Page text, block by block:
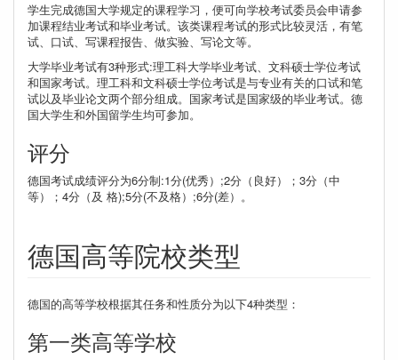
学生完成德国大学规定的课程学习，便可向学校考试委员会申请参
加课程结业考试和毕业考试。该类课程考试的形式比较灵活，有笔
试、口试、写课程报告、做实验、写论文等。
大学毕业考试有3种形式:理工科大学毕业考试、文科硕士学位考试
和国家考试。理工科和文科硕士学位考试是与专业有关的口试和笔
试以及毕业论文两个部分组成。国家考试是国家级的毕业考试。德
国大学生和外国留学生均可参加。
评分
德国考试成绩评分为6分制:1分(优秀）;2分（良好）；3分（中
等）；4分（及 格);5分(不及格）;6分(差）。
德国高等院校类型
德国的高等学校根据其任务和性质分为以下4种类型：
第一类高等学校